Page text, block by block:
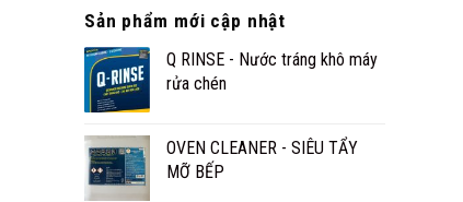
Sản phẩm mới cập nhật
Q RINSE - Nước tráng khô máy
rửa chén
OVEN CLEANER - SIÊU TẨY
MỠ BẾP